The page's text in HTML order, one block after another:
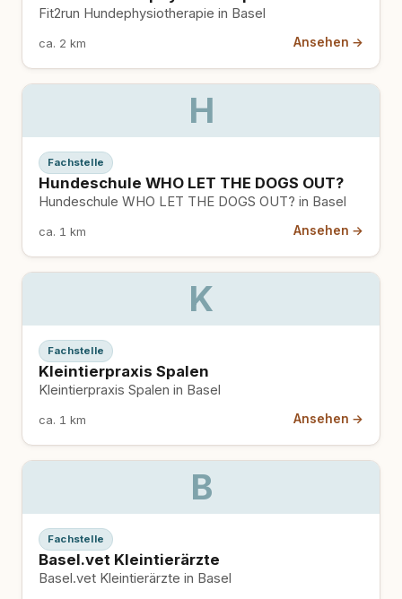
Fit2run Hundephysiotherapie in Basel
ca. 2 km Ansehen →
H
Fachstelle
Hundeschule WHO LET THE DOGS OUT?
Hundeschule WHO LET THE DOGS OUT? in Basel
ca. 1 km Ansehen →
K
Fachstelle
Kleintierpraxis Spalen
Kleintierpraxis Spalen in Basel
ca. 1 km Ansehen →
B
Fachstelle
Basel.vet Kleintierärzte
Basel.vet Kleintierärzte in Basel